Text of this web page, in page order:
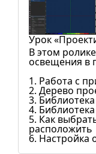
Урок
В этом
освещения в
1. Работа с
2. Дерево
3.
4.
5. Как
расположить
6. Настройка